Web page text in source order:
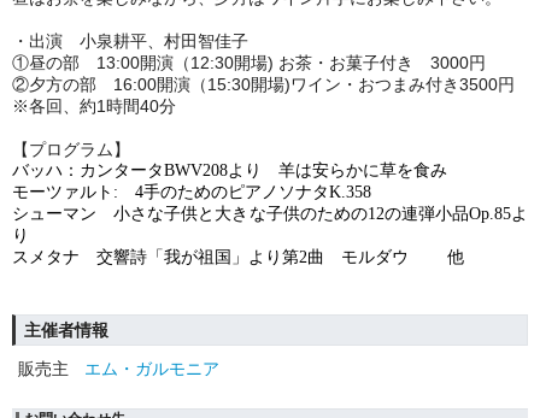
・出演 小泉耕平、村田智佳子
①昼の部 13:00開演（12:30開場) お茶・お菓子付き 3000円
②夕方の部 16:00開演（15:30開場)ワイン・おつまみ付き3500円
※各回、約1時間40分
【プログラム】
バッハ：カンタータBWV208より 羊は安らかに草を食み
モーツァルト: 4手のためのピアノソナタK.358
シューマン 小さな子供と大きな子供のための12の連弾小品Op.85よ
り
スメタナ 交響詩「我が祖国」より第2曲 モルダウ 他
主催者情報
販売主
エム・ガルモニア